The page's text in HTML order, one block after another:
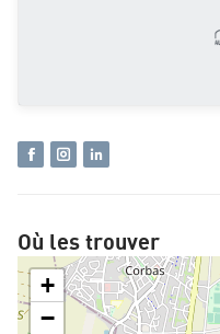
Où les trouver
+
−